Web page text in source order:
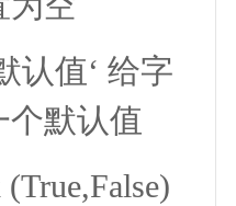
认值‘ 给字
个默认值